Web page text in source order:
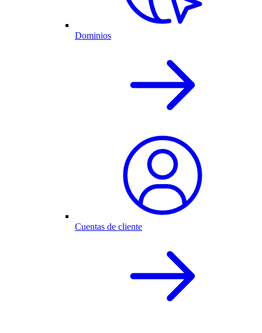
Dominios
Cuentas de cliente